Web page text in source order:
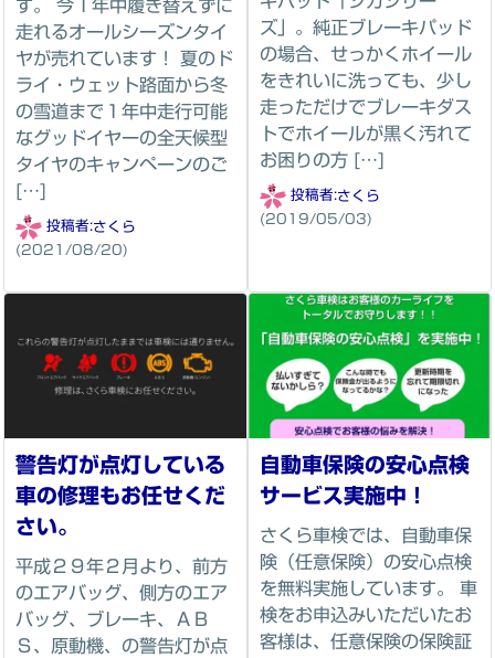
す。 今１年中履き替えずに
走れるオールシーズンタイ
ヤが売れています！ 夏のド
ライ・ウェット路面から冬
の雪道まで１年中走行可能
なグッドイヤーの全天候型
タイヤのキャンペーンのご
[…]
投稿者:さくら
(2021/08/20)
ズ」。純正ブレーキパッド
の場合、せっかくホイール
をきれいに洗っても、少し
走っただけでブレーキダス
トでホイールが黒く汚れて
お困りの方 […]
投稿者:さくら
(2019/05/03)
警告灯が点灯している
車の修理もお任せくだ
さい。
平成２９年２月より、前方
のエアバッグ、側方のエア
バッグ、ブレーキ、ＡＢ
Ｓ、原動機、の警告灯が点
自動車保険の安心点検
サービス実施中！
さくら車検では、自動車保
険（任意保険）の安心点検
を無料実施しています。 車
検をお申込みいただいたお
客様は、任意保険の保険証